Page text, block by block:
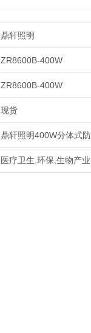
鼎轩照明
ZR8600B-400W
ZR8600B-400W
现货
鼎轩照明400W分体式
医疗卫生,环保,生物产